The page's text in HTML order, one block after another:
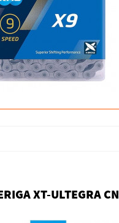
XT-ULTEGRA